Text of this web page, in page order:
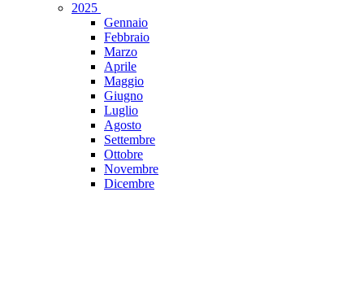
2025
Gennaio
Febbraio
Marzo
Aprile
Maggio
Giugno
Luglio
Agosto
Settembre
Ottobre
Novembre
Dicembre